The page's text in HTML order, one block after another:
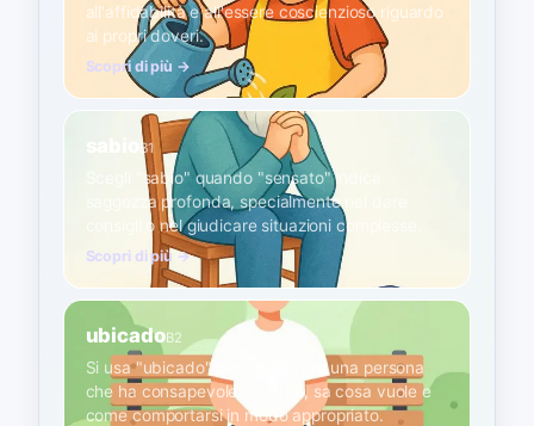
all'affidabilità e all'essere coscienzioso riguardo
ai propri doveri.
Scopri di più →
B1
Scegli "sabio" quando "sensato" indica
saggezza profonda, specialmente nel dare
consigli o nel giudicare situazioni complesse.
Scopri di più →
ubicadoB2
Si usa "ubicado" per descrivere una persona
che ha consapevolezza di sé, sa cosa vuole e
come comportarsi in modo appropriato.